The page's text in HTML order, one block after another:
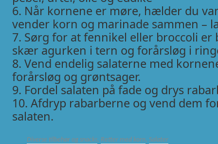
6. Når kornene er møre, hælder du
vender korn og marinade sammen –
7. Sørg for at fennikel eller broccoli er
skær agurken i tern og forårsløg i
8. Vend endelig salaterne med
forårsløg og grøntsager.
9. Fordel salaten på fade og drys
10. Afdryp rabarberne og vend dem
salaten.
Diverse tilbehør og snacks, Retter med korn, Salater